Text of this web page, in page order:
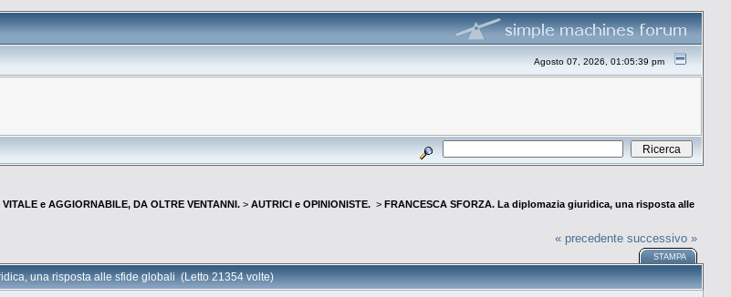
Agosto 07, 2026, 01:05:39 pm
e AGGIORNABILE, DA OLTRE VENTANNI. > AUTRICI e OPINIONISTE. > FRANCESCA SFORZA. La diplomazia giuridica, una risposta alle
« precedente successivo »
STAMPA
una risposta alle sfide globali (Letto 21354 volte)